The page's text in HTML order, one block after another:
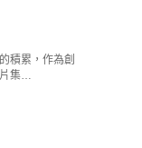
積累，作為創
片集…